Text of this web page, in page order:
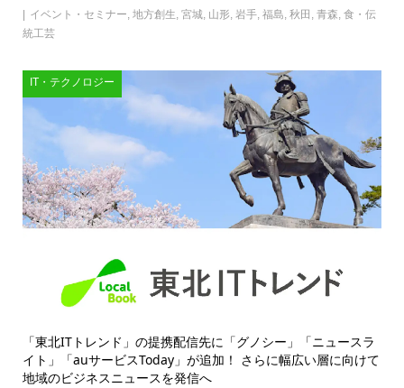
イベント・セミナー, 地方創生, 宮城, 山形, 岩手, 福島, 秋田 , 青森, 食・伝
統工芸
IT・テクノロジー
「東北ITトレンド」の提携配信先に「グノシー」「ニュースラ
イト」「auサービスToday」が追加！ さらに幅広い層に向けて
地域のビジネスニュースを発信へ